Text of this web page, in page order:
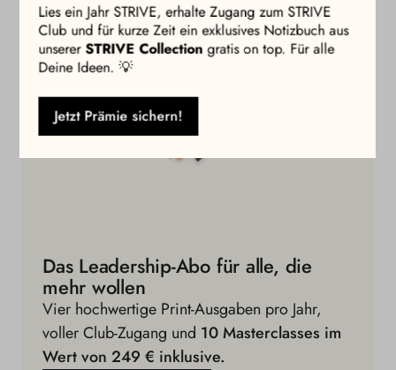
Das Leadership-Abo für alle, die
mehr wollen
Vier hochwertige Print-Ausgaben pro Jahr,
voller Club-Zugang und 10 Masterclasses im
Wert von 249 € inklusive.
Lies ein Jahr STRIVE, erhalte Zugang zum STRIVE
Club und für kurze Zeit ein exklusives Notizbuch aus
unsererSTRIVE Collectiongratis on top. Für alle
Deine Ideen. 💡
Jetzt Prämie sichern!